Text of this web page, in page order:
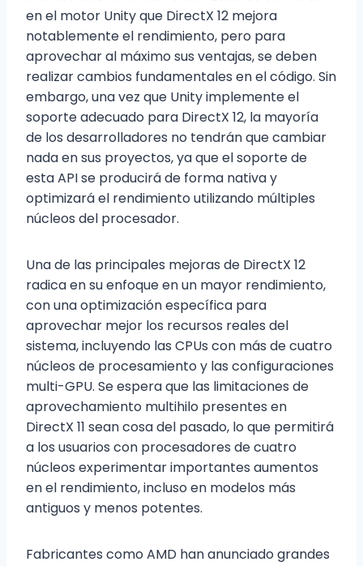
en el motor Unity que DirectX 12 mejora
notablemente el rendimiento, pero para
aprovechar al máximo sus ventajas, se deben
realizar cambios fundamentales en el código. Sin
embargo, una vez que Unity implemente el
soporte adecuado para DirectX 12, la mayoría
de los desarrolladores no tendrán que cambiar
nada en sus proyectos, ya que el soporte de
esta API se producirá de forma nativa y
optimizará el rendimiento utilizando múltiples
núcleos del procesador.
Una de las principales mejoras de DirectX 12
radica en su enfoque en un mayor rendimiento,
con una optimización específica para
aprovechar mejor los recursos reales del
sistema, incluyendo las CPUs con más de cuatro
núcleos de procesamiento y las configuraciones
multi-GPU. Se espera que las limitaciones de
aprovechamiento multihilo presentes en
DirectX 11 sean cosa del pasado, lo que permitirá
a los usuarios con procesadores de cuatro
núcleos experimentar importantes aumentos
en el rendimiento, incluso en modelos más
antiguos y menos potentes.
Fabricantes como AMD han anunciado grandes